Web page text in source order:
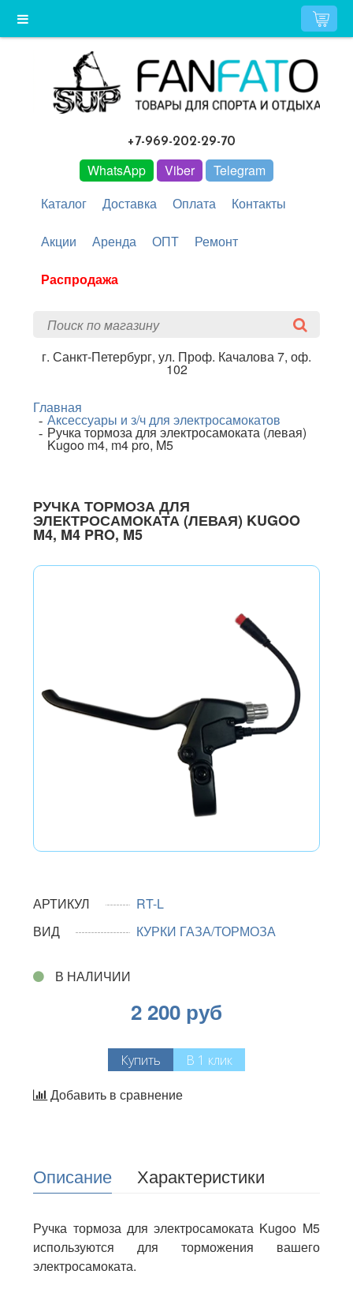
+7-969-202-29-70
WhatsApp Viber
Telegram
Каталог
Доставка Оплата Контакты
Акции Аренда ОПТ Ремонт
Распродажа
г. Санкт-Петербург, ул. Проф. Качалова 7, оф.
102
Главная
Аксессуары и з/ч для электросамокатов
Ручка тормоза для электросамоката (левая)
Kugoo m4, m4 pro, M5
РУЧКА ТОРМОЗА ДЛЯ
ЭЛЕКТРОСАМОКАТА (ЛЕВАЯ) KUGOO
M4, M4 PRO, M5
АРТИКУЛ
RT-L
ВИД
КУРКИ ГАЗА/ТОРМОЗА
В НАЛИЧИИ
2 200 руб
Купить В 1 клик
Добавить в сравнение
Описание Характеристики
Ручка тормоза для электросамоката Kugoo M5
используются для торможения вашего
электросамоката.